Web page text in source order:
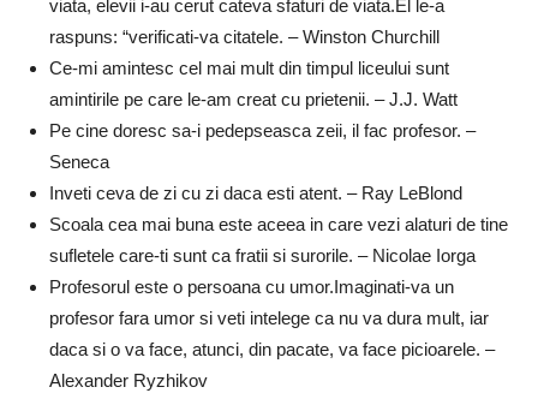
viata, elevii i-au cerut cateva sfaturi de viata.El le-a
raspuns: “verificati-va citatele. – Winston Churchill
Ce-mi amintesc cel mai mult din timpul liceului sunt
amintirile pe care le-am creat cu prietenii. – J.J. Watt
Pe cine doresc sa-i pedepseasca zeii, il fac profesor. –
Seneca
Inveti ceva de zi cu zi daca esti atent. – Ray LeBlond
Scoala cea mai buna este aceea in care vezi alaturi de tine
sufletele care-ti sunt ca fratii si surorile. – Nicolae Iorga
Profesorul este o persoana cu umor.Imaginati-va un
profesor fara umor si veti intelege ca nu va dura mult, iar
daca si o va face, atunci, din pacate, va face picioarele. –
Alexander Ryzhikov